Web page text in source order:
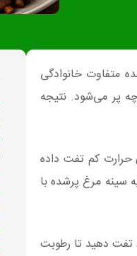
متفاوت خانوادگی
پر می‌شود. نتیجه
حرارت کم تفت داده
سینه مرغ پرشده با
تفت دهید تا رطوبت